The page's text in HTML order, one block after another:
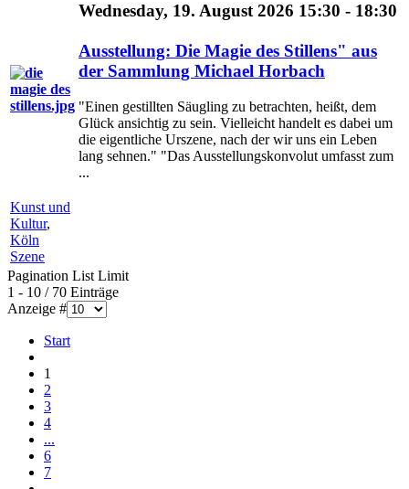
Wednesday, 19. August 2026 15:30 - 18:30
Ausstellung: Die Magie des Stillens" aus
der Sammlung Michael Horbach
"Einen gestillten Säugling zu betrachten, heißt, dem
Glück ansichtig zu sein. Vielleicht handelt es dabei um
die eigentliche Urszene, nach der wir uns ein Leben
lang sehnen." "Das Ausstellungskonvolut umfasst zum
...
Kunst und
Kultur,
Köln
Szene
Pagination List Limit
1 - 10 / 70 Einträge
Anzeige #
Start
1
2
3
4
...
6
7